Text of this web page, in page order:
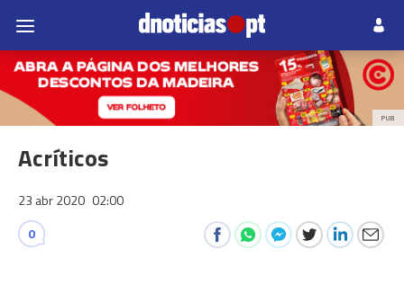
PUB
Acríticos
23 abr 2020 02:00
0